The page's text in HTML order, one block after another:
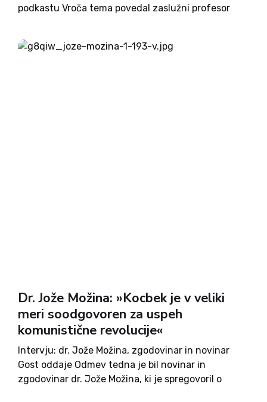
podkastu Vroča tema povedal zaslužni profesor
ob Lipi sprave dr. Janez Juhant. Vlada Janeza
Janše je...
Dr. Jože Možina: »Kocbek je v veliki
meri soodgovoren za uspeh
komunistične revolucije«
Intervju: dr. Jože Možina, zgodovinar in novinar
Gost oddaje Odmev tedna je bil novinar in
zgodovinar dr. Jože Možina, ki je spregovoril o